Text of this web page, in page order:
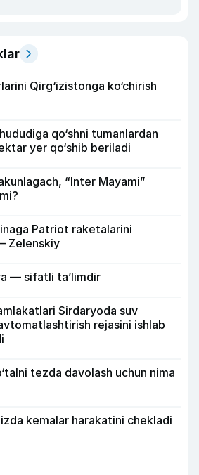
Qirg‘izistonga ko‘chirish
qo‘shni tumanlardan
yer qo‘shib beriladi
“Inter Mayami”
Patriot raketalarini
Zelenskiy
— sifatli ta’limdir
Sirdaryoda suv
rejasini ishlab
tezda davolash uchun nima
kemalar harakatini chekladi